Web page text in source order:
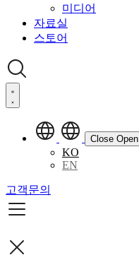
미디어
자료실
스토어
Close Open
KO
EN
고객문의